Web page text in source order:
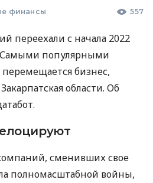
финансы 557
переехали с начала 2022
Самыми популярными
бизнес,
области. Об
сменивших свое
полномасштабной войны,